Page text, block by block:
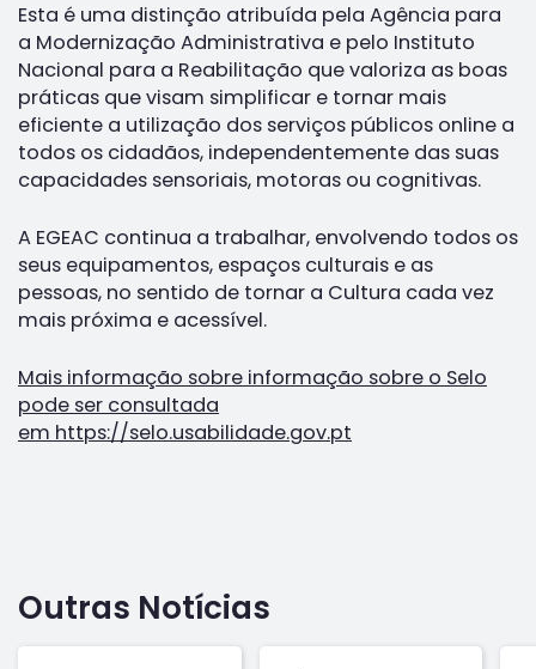
Esta é uma distinção atribuída pela Agência para
a Modernização Administrativa e pelo Instituto
Nacional para a Reabilitação que valoriza as boas
práticas que visam simplificar e tornar mais
eficiente a utilização dos serviços públicos online a
todos os cidadãos, independentemente das suas
capacidades sensoriais, motoras ou cognitivas.
A EGEAC continua a trabalhar, envolvendo todos os
seus equipamentos, espaços culturais e as
pessoas, no sentido de tornar a Cultura cada vez
mais próxima e acessível.
Mais informação sobre informação sobre o Selo
pode ser consultada
em https://selo.usabilidade.gov.pt
Outras Notícias